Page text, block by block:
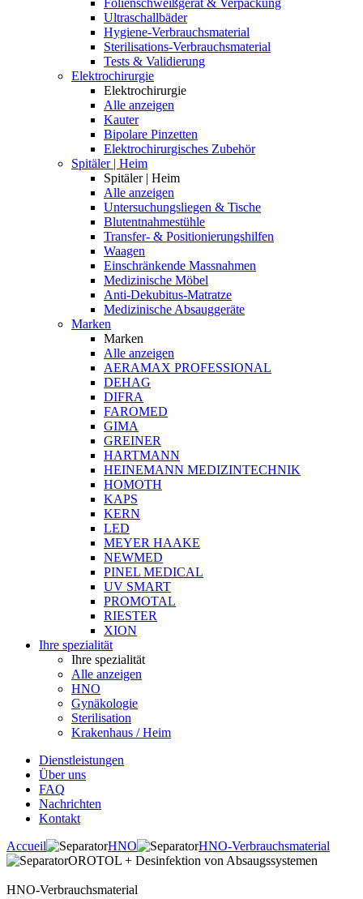
Folienschweißgerät & Verpackung
Ultraschallbäder
Hygiene-Verbrauchsmaterial
Sterilisations-Verbrauchsmaterial
Tests & Validierung
Elektrochirurgie
Elektrochirurgie
Alle anzeigen
Kauter
Bipolare Pinzetten
Elektrochirurgisches Zubehör
Spitäler | Heim
Spitäler | Heim
Alle anzeigen
Untersuchungsliegen & Tische
Blutentnahmestühle
Transfer- & Positionierungshilfen
Waagen
Einschränkende Massnahmen
Medizinische Möbel
Anti-Dekubitus-Matratze
Medizinische Absauggeräte
Marken
Marken
Alle anzeigen
AERAMAX PROFESSIONAL
DEHAG
DIFRA
FAROMED
GIMA
GREINER
HARTMANN
HEINEMANN MEDIZINTECHNIK
HOMOTH
KAPS
KERN
LED
MEYER HAAKE
NEWMED
PINEL MEDICAL
UV SMART
PROMOTAL
RIESTER
XION
Ihre spezialität
Ihre spezialität
Alle anzeigen
HNO
Gynäkologie
Sterilisation
Krakenhaus / Heim
Dienstleistungen
Über uns
FAQ
Nachrichten
Kontakt
Accueil
HNO
HNO-Verbrauchsmaterial
OROTOL + Desinfektion von Absaugssystemen
HNO-Verbrauchsmaterial